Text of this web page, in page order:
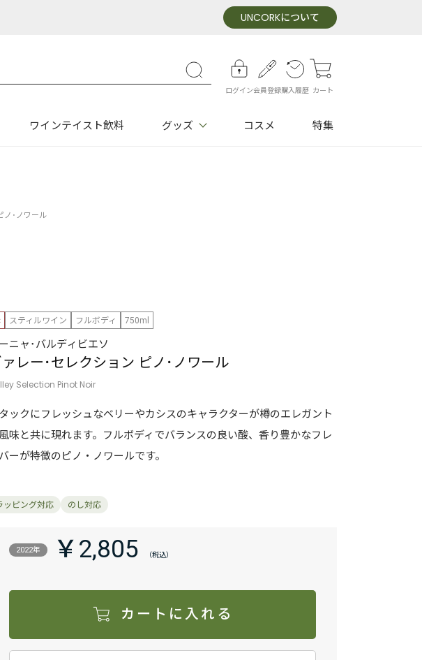
UNCORKについて
ログイン会員登録購入履歴 カート
ワインテイスト飲料 グッズ コスメ 特集
ノ･ノワール
スティルワイン フルボディ 750ml
ニャ･バルディビエソ
レー･セレクション ピノ･ノワール
Selection Pinot Noir
ックにフレッシュなベリーやカシスのキャラクターが樽のエレガント
味と共に現れます。フルボディでバランスの良い酸、香り豊かなフレ
ーが特徴のピノ・ノワールです。
2022年 ￥2,805
カートに入れる